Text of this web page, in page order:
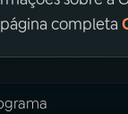
página completa